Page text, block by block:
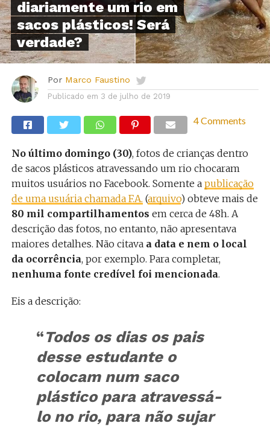
diariamente um rio em
sacos plásticos! Será
verdade?
Por Marco Faustino
Publicado em 3 de julho de 2019
4 Comments
No último domingo (30), fotos de crianças dentro
de sacos plásticos atravessando um rio chocaram
muitos usuários no Facebook. Somente a publicação
de uma usuária chamada F.A. (arquivo) obteve mais de
80 mil compartilhamentos em cerca de 48h. A
descrição das fotos, no entanto, não apresentava
maiores detalhes. Não citavaa data e nem o local
da ocorrência, por exemplo. Para completar,
nenhuma fonte credível foi mencionada.
Eis a descrição:
“Todos os dias os pais
desse estudante o
colocam num saco
plástico para atravessá-
lo no rio, para não sujar